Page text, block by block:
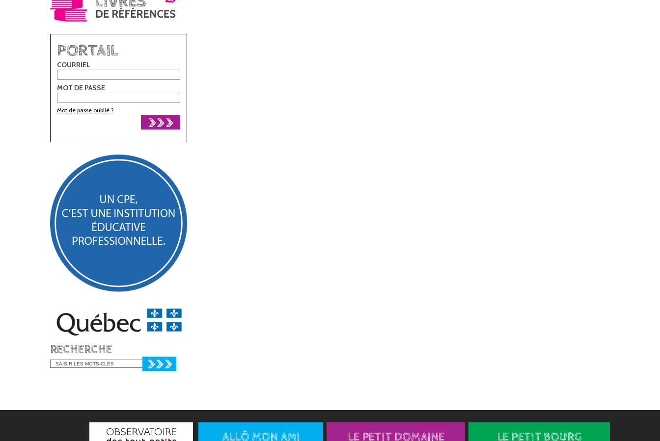
PORTAIL
COURRIEL
MOT DE PASSE
Mot de passe oublié ?
RECHERCHE
ALLÔ MON AMI LE PETIT DOMAINE LE PETIT BOURG